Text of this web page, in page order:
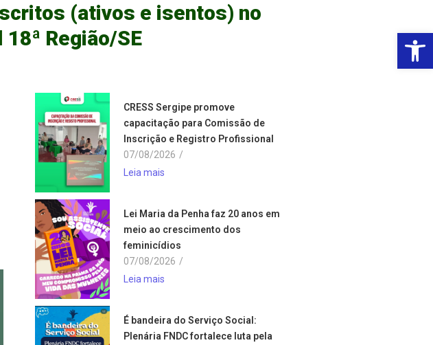
(ativos e isentos) no
Região/SE
CRESS Sergipe promove
capacitação para Comissão de
Inscrição e Registro Profissional
07/08/2026 /
Leia mais
Lei Maria da Penha faz 20 anos em
meio ao crescimento dos
feminicídios
07/08/2026 /
Leia mais
É bandeira do Serviço Social:
Plenária FNDC fortalece luta pela